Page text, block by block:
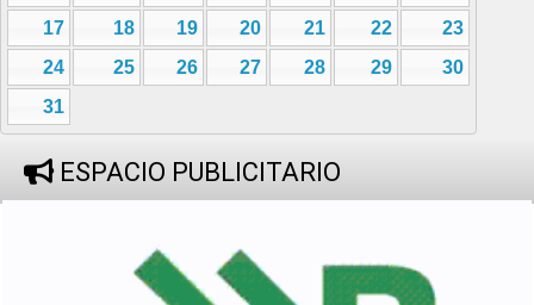
17
18 19 20 21 22
23
24
25 26 27 28 29
30
31
ESPACIO PUBLICITARIO